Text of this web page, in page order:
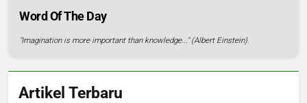
Word Of The Day
"Imagination is more important than knowledge..." (Albert Einstein).
Artikel Terbaru